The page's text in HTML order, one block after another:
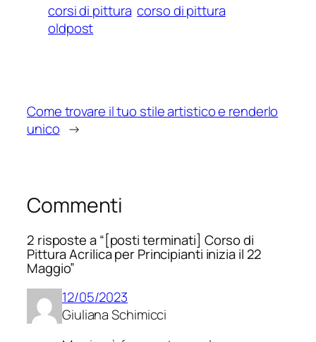
corsi di pittura corso di pittura
oldpost
Come trovare il tuo stile artistico e renderlo
unico →
Commenti
2 risposte a “[posti terminati] Corso di
Pittura Acrilica per Principianti inizia il 22
Maggio”
12/05/2023
Giuliana Schimicci